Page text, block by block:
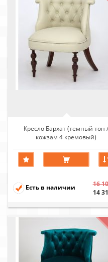
Кресло Бархат (темный тон /
кожзам 4 кремовый)
Есть в наличии
16
14